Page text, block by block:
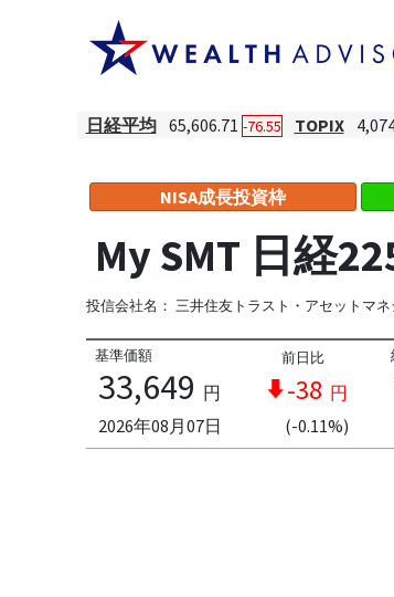
日経平均 65,606.71 -76.55 TOPIX
NISA成長投資枠
My SMT 日経
投信会社名： 三井住友トラスト・アセットマネ
基準価額
33,649 円
2026年08月07日
前日比
-38 円
(-0.11%)